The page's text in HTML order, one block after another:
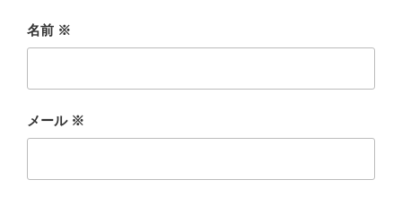
名前 ※
メール ※